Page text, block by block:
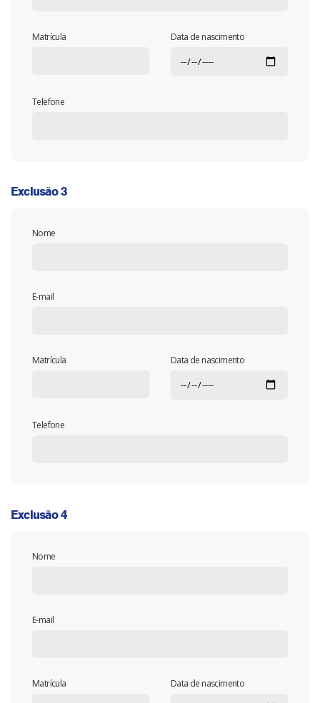
Matrícula Data de nascimento
Telefone
Exclusão 3
Nome
E-mail
Matrícula Data de nascimento
Telefone
Exclusão 4
Nome
E-mail
Matrícula Data de nascimento